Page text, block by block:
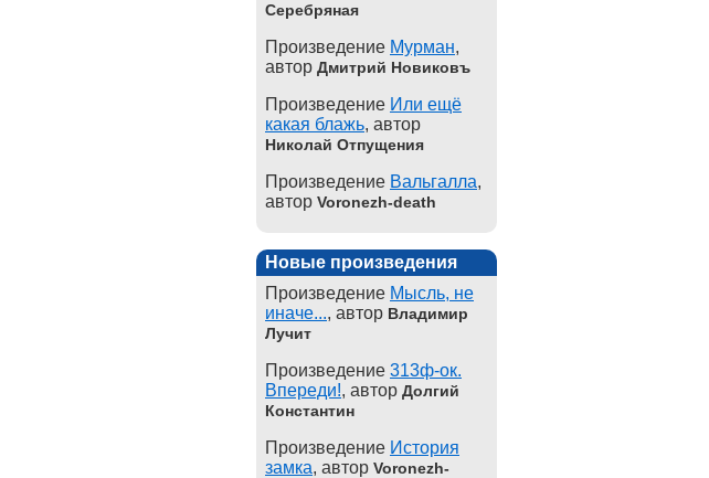
Серебряная
Произведение Мурман,
автор Дмитрий Новиковъ
Произведение Или ещё
какая блажь, автор
Николай Отпущения
Произведение Вальгалла,
автор Voronezh-death
Новые произведения
Произведение Мысль, не
иначе..., автор Владимир
Лучит
Произведение 313ф-ок.
Впереди!, автор Долгий
Константин
Произведение История
замка, автор Voronezh-